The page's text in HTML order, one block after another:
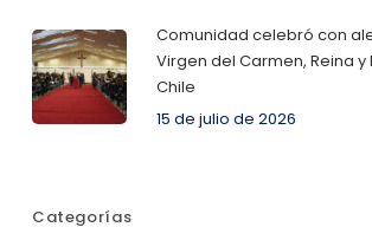
Comunidad celebró con
Virgen del Carmen, Reina
Chile
15 de julio de 2026
Categorías